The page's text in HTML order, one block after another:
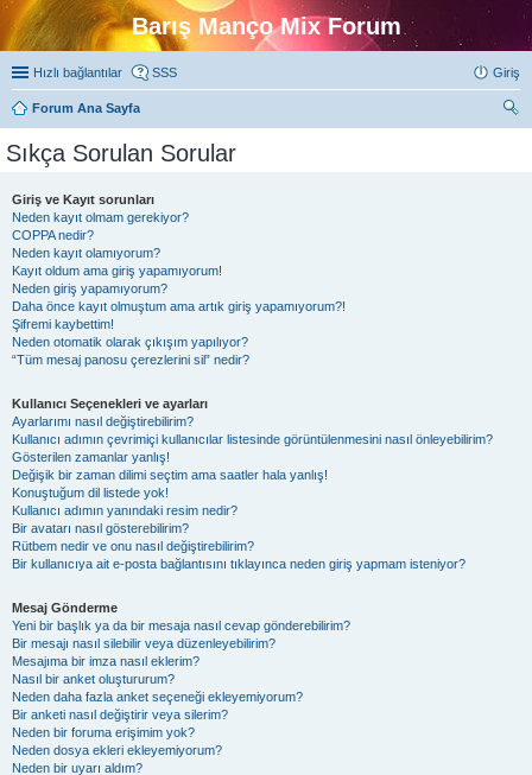
Barış Manço Mix Forum
Hızlı bağlantılar SSS Giriş
Forum Ana Sayfa
Sıkça Sorulan Sorular
Giriş ve Kayıt sorunları
Neden kayıt olmam gerekiyor?
COPPA nedir?
Neden kayıt olamıyorum?
Kayıt oldum ama giriş yapamıyorum!
Neden giriş yapamıyorum?
Daha önce kayıt olmuştum ama artık giriş yapamıyorum?!
Şifremi kaybettim!
Neden otomatik olarak çıkışım yapılıyor?
“Tüm mesaj panosu çerezlerini sil” nedir?
Kullanıcı Seçenekleri ve ayarları
Ayarlarımı nasıl değiştirebilirim?
Kullanıcı adımın çevrimiçi kullanıcılar listesinde görüntülenmesini nasıl önleyebilirim?
Gösterilen zamanlar yanlış!
Değişik bir zaman dilimi seçtim ama saatler hala yanlış!
Konuştuğum dil listede yok!
Kullanıcı adımın yanındaki resim nedir?
Bir avatarı nasıl gösterebilirim?
Rütbem nedir ve onu nasıl değiştirebilirim?
Bir kullanıcıya ait e-posta bağlantısını tıklayınca neden giriş yapmam isteniyor?
Mesaj Gönderme
Yeni bir başlık ya da bir mesaja nasıl cevap gönderebilirim?
Bir mesajı nasıl silebilir veya düzenleyebilirim?
Mesajıma bir imza nasıl eklerim?
Nasıl bir anket oluştururum?
Neden daha fazla anket seçeneği ekleyemiyorum?
Bir anketi nasıl değiştirir veya silerim?
Neden bir foruma erişimim yok?
Neden dosya ekleri ekleyemiyorum?
Neden bir uyarı aldım?